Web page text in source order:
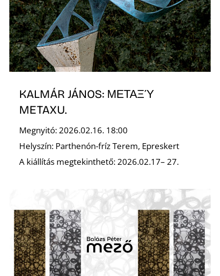
KALMÁR JÁNOS: ΜΕΤΑΞΎ
METAXU.
Megnyitó: 2026.02.16. 18:00
Helyszín: Parthenón-fríz Terem, Epreskert
A kiállítás megtekinthető: 2026.02.17– 27.